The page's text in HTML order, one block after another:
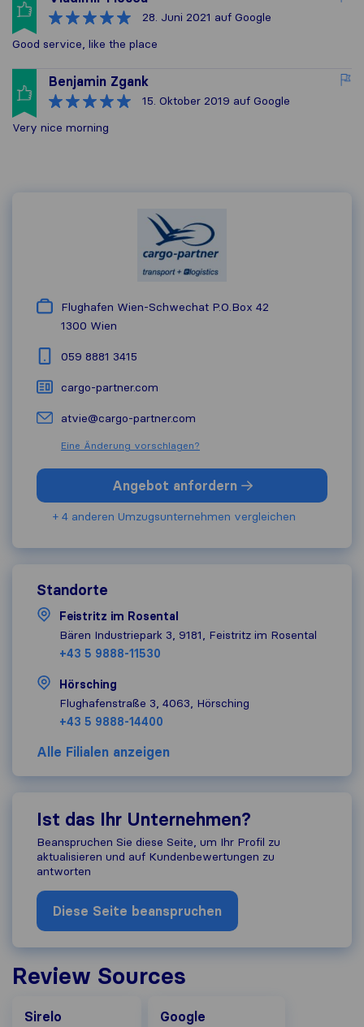
28. Juni 2021 auf Google
Good service, like the place
Benjamin Zgank
15. Oktober 2019 auf Google
Very nice morning
Flughafen Wien-Schwechat P.O.Box 42
1300 Wien
059 8881 3415
cargo-partner.com
atvie@cargo-partner.com
Eine Änderung vorschlagen?
Angebot anfordern
+ 4 anderen Umzugs​unternehmen vergleichen
Standorte
Feistritz im Rosental
Bären Industriepark 3, 9181, Feistritz im Rosental
+43 5 9888-11530
Hörsching
Flughafenstraße 3, 4063, Hörsching
+43 5 9888-14400
Alle Filialen anzeigen
Ist das Ihr Unternehmen?
Beanspruchen Sie diese Seite, um Ihr Profil zu
aktualisieren und auf Kundenbewertungen zu
antworten
Diese Seite beanspruchen
Review Sources
Sirelo
Google